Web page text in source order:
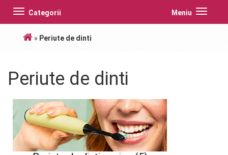
Categorii
Toggle
navigation
Meniu
Toggle
» Periute de dinti
Periute de dinti